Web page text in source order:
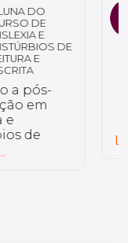
ALUNO DO
CURSO DE
ENGENHARIA DE
SEGURANÇA DO
TRABALHO
de
altíssimo.
a
que